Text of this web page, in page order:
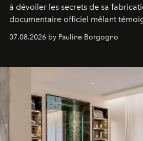
à dévoiler les secrets de sa
documentaire officiel mêlant
générationnel.
07.08.2026 by Pauline Borgogno